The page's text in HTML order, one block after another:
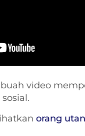
video
orang utan